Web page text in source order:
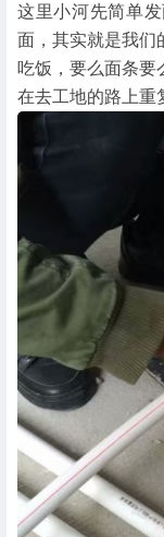
这里小河先简单
面，其实就是我们
吃饭，要么面条要
在去工地的路上重